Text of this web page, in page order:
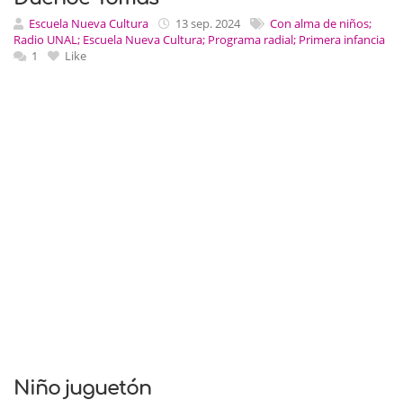
Escuela Nueva Cultura 13 sep. 2024
Con alma de niños;
Radio UNAL; Escuela Nueva Cultura; Programa radial; Primera infancia
1
Like
Niño juguetón